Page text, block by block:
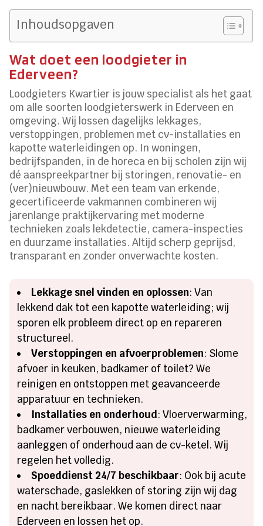
Inhoudsopgaven
Wat doet een loodgieter in
Ederveen?
Loodgieters Kwartier is jouw specialist als het gaat
om alle soorten loodgieterswerk in Ederveen en
omgeving. Wij lossen dagelijks lekkages,
verstoppingen, problemen met cv-installaties en
kapotte waterleidingen op. In woningen,
bedrijfspanden, in de horeca en bij scholen zijn wij
dé aanspreekpartner bij storingen, renovatie- en
(ver)nieuwbouw. Met een team van erkende,
gecertificeerde vakmannen combineren wij
jarenlange praktijkervaring met moderne
technieken zoals lekdetectie, camera-inspecties
en duurzame installaties. Altijd scherp geprijsd,
transparant en zonder onverwachte kosten.
Lekkage snel vinden en oplossen: Van
lekkend dak tot een kapotte waterleiding; wij
sporen elk probleem direct op en repareren
structureel.
Verstoppingen en afvoerproblemen: Slome
afvoer in keuken, badkamer of toilet? We
reinigen en ontstoppen met geavanceerde
apparatuur en technieken.
Installaties en onderhoud: Vloerverwarming,
badkamer verbouwen, nieuwe waterleiding
aanleggen of onderhoud aan de cv-ketel. Wij
regelen het volledig.
Spoeddienst 24/7 beschikbaar: Ook bij acute
waterschade, gaslekken of storing zijn wij dag
en nacht bereikbaar. We komen direct naar
Ederveen en lossen het op.